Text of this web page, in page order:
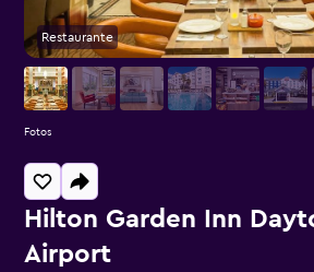
Hilton Garden Inn
Airport
Restaurante
Fotos